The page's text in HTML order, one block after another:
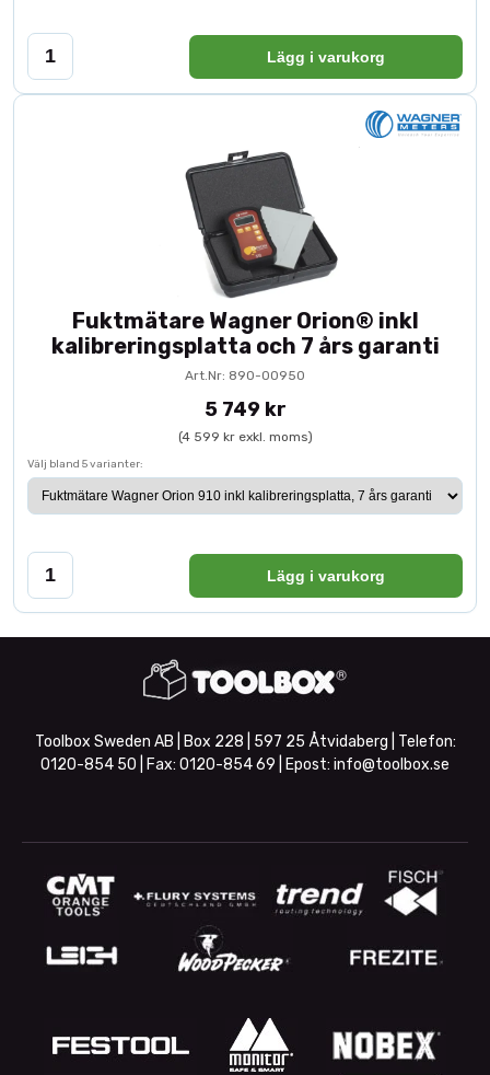
Lägg i varukorg
Fuktmätare Wagner Orion® inkl
kalibreringsplatta och 7 års garanti
Art.Nr: 890-00950
5 749 kr
(4 599 kr exkl. moms)
Välj bland 5 varianter:
Lägg i varukorg
Toolbox Sweden AB | Box 228 | 597 25 Åtvidaberg | Telefon:
0120-854 50 | Fax: 0120-854 69 | Epost: info@toolbox.se